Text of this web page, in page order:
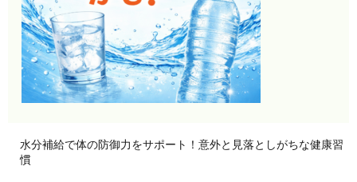
水分補給で体の防御力をサポート！意外と見落としがちな健康習
慣